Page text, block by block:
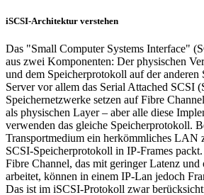
iSCSI-Architektur verstehen
Das "Small Computer Systems Interface"
aus zwei Komponenten: Der physischen
und dem Speicherprotokoll auf der anderen
Server vor allem das Serial Attached SCSI
Speichernetzwerke setzen auf Fibre
als physischen Layer – aber alle diese
verwenden das gleiche Speicherprotokoll.
Transportmedium ein herkömmliches LAN
SCSI-Speicherprotokoll in IP-Frames
Fibre Channel, das mit geringer Latenz und
arbeitet, können in einem IP-Lan jedoch
Das ist im iSCSI-Protokoll zwar